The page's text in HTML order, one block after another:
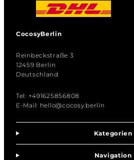
CocosyBerlin
Reinbeckstraße 3
12459 Berlin
Deutschland
Tel: +491625856808
E-Mail: hello@cocosy.berlin
Kategorien
Navigation